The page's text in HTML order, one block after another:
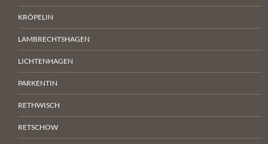
KRÖPELIN
LAMBRECHTSHAGEN
LICHTENHAGEN
PARKENTIN
RETHWISCH
RETSCHOW